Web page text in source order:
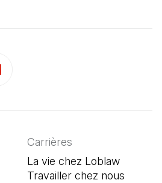
Carrières
La vie chez Loblaw
Travailler chez nous